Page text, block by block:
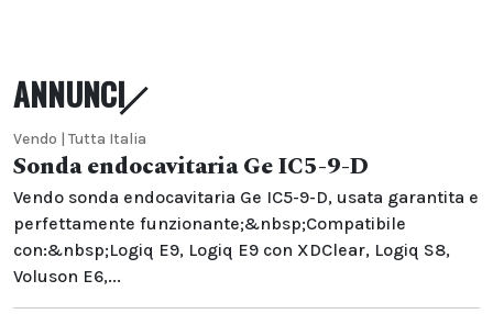
ANNUNCI
Vendo | Tutta Italia
Sonda endocavitaria Ge IC5-9-D
Vendo sonda endocavitaria Ge IC5-9-D, usata garantita e
perfettamente funzionante;&nbsp;Compatibile
con:&nbsp;Logiq E9, Logiq E9 con XDClear, Logiq S8,
Voluson E6,...